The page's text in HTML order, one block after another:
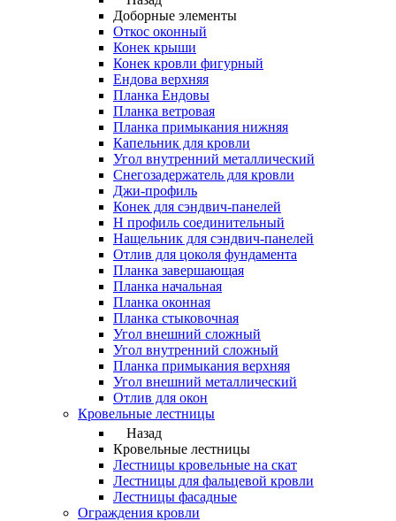
Доборные элементы
Откос оконный
Конек крыши
Конек кровли фигурный
Ендова верхняя
Планка Ендовы
Планка ветровая
Планка примыкания нижняя
Капельник для кровли
Угол внутренний металлический
Снегозадержатель для кровли
Джи-профиль
Конек для сэндвич-панелей
Н профиль соединительный
Нащельник для сэндвич-панелей
Отлив для цоколя фундамента
Планка завершающая
Планка начальная
Планка оконная
Планка стыковочная
Угол внешний сложный
Угол внутренний сложный
Планка примыкания верхняя
Угол внешний металлический
Отлив для окон
Кровельные лестницы
Назад
Кровельные лестницы
Лестницы кровельные на скат
Лестницы для фальцевой кровли
Лестницы фасадные
Ограждения кровли